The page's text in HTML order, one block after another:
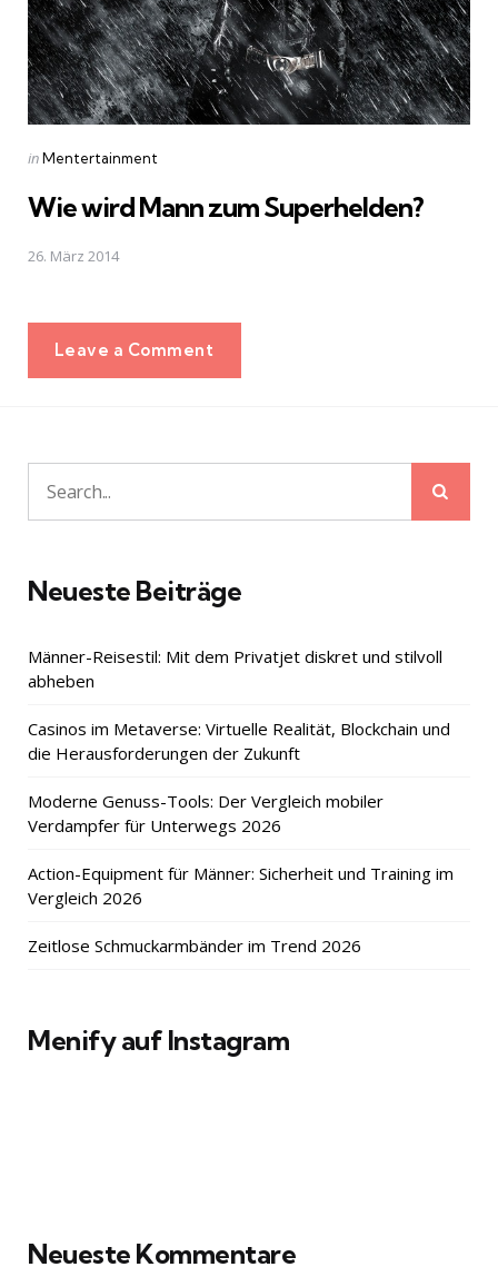
Posted
inMentertainment
Wie wird Mann zum Superhelden?
26. März 2014
Leave a Comment
Search
for:
Neueste Beiträge
Männer-Reisestil: Mit dem Privatjet diskret und stilvoll
abheben
Casinos im Metaverse: Virtuelle Realität, Blockchain und
die Herausforderungen der Zukunft
Moderne Genuss-Tools: Der Vergleich mobiler
Verdampfer für Unterwegs 2026
Action-Equipment für Männer: Sicherheit und Training im
Vergleich 2026
Zeitlose Schmuckarmbänder im Trend 2026
Menify auf Instagram
Neueste Kommentare